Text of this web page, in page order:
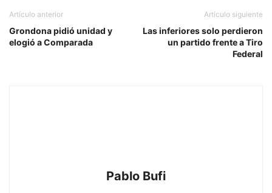
Artículo anterior
Grondona pidió unidad y
elogió a Comparada
Artículo siguiente
Las inferiores solo perdieron
un partido frente a Tiro
Federal
Pablo Bufi